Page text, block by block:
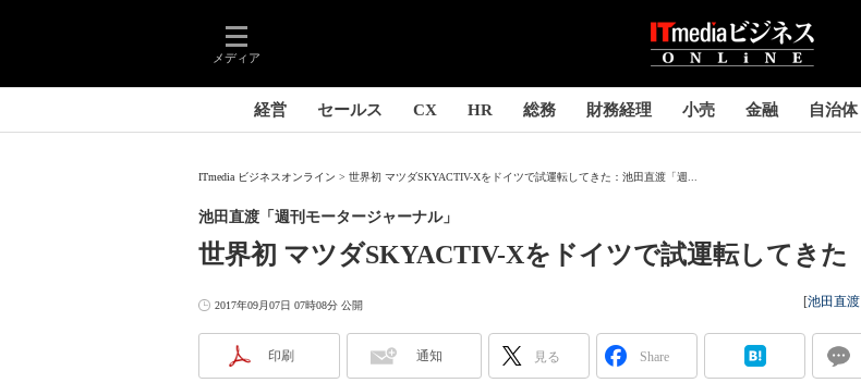
メディア
経営 セールス CX HR 総務 財務経理 小売 金融 自治体
ITmedia ビジネスオンライン 世界初 マツダSKYACTIV-Xをドイツで試運転してきた：池田直渡「週...
世界初 マツダSKYACTIV-Xをドイツで試運転してきた
池田直渡「週刊モータージャーナル」
2017年09月07日 07時08分 公開 [池田直渡
印刷 通知 見る Share